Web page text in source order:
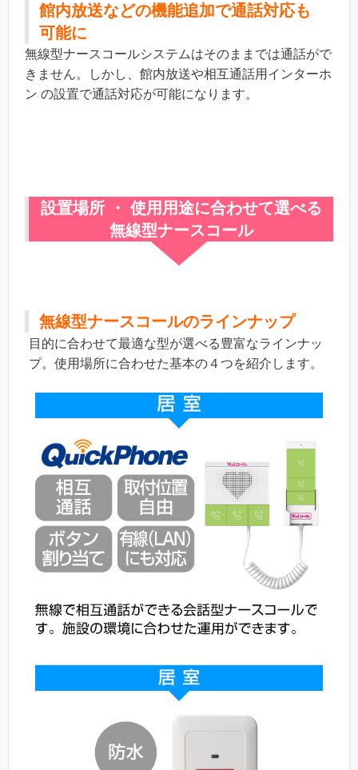
館内放送などの機能追加で通話対応も
可能に
無線型ナースコールシステムはそのままでは通話がで
きません。しかし、館内放送や相互通話用インターホ
ン の設置で通話対応が可能になります。
設置場所 ・ 使用用途に合わせて選べる
無線型ナースコール
無線型ナースコールのラインナップ
目的に合わせて最適な型が選べる豊富なラインナッ
プ。使用場所に合わせた基本の４つを紹介します。